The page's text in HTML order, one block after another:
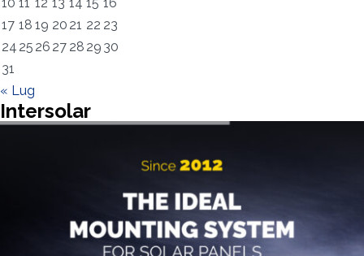
17 18 19 20 21 22 23
24 25 26 27 28 29 30
31
« Lug
Intersolar